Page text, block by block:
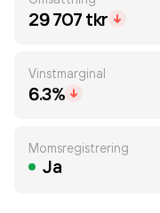
29 707 tkr
Vinstmarginal
6.3%
Momsregistrering
Ja